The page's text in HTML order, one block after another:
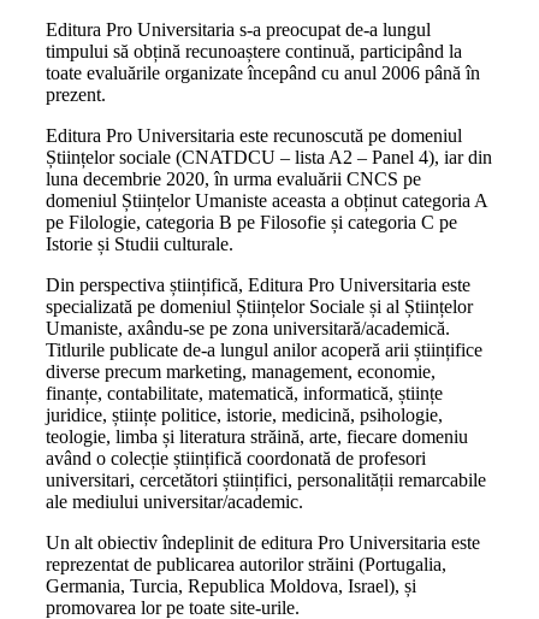
Editura Pro Universitaria s-a preocupat de-a lungul
timpului să obțină recunoaștere continuă, participând la
toate evaluările organizate începând cu anul 2006 până în
prezent.
Editura Pro Universitaria este recunoscută pe domeniul
Științelor sociale (CNATDCU – lista A2 – Panel 4), iar din
luna decembrie 2020, în urma evaluării CNCS pe
domeniul Științelor Umaniste aceasta a obținut categoria A
pe Filologie, categoria B pe Filosofie și categoria C pe
Istorie și Studii culturale.
Din perspectiva științifică, Editura Pro Universitaria este
specializată pe domeniul Științelor Sociale și al Științelor
Umaniste, axându-se pe zona universitară/academică.
Titlurile publicate de-a lungul anilor acoperă arii științifice
diverse precum marketing, management, economie,
finanțe, contabilitate, matematică, informatică, științe
juridice, științe politice, istorie, medicină, psihologie,
teologie, limba și literatura străină, arte, fiecare domeniu
având o colecție științifică coordonată de profesori
universitari, cercetători științifici, personalității remarcabile
ale mediului universitar/academic.
Un alt obiectiv îndeplinit de editura Pro Universitaria este
reprezentat de publicarea autorilor străini (Portugalia,
Germania, Turcia, Republica Moldova, Israel), și
promovarea lor pe toate site-urile.